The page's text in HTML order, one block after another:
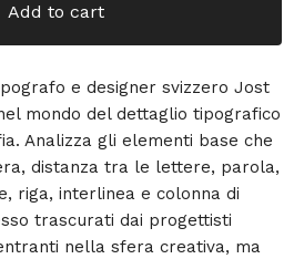
Add to cart
e designer svizzero Jost
mondo del dettaglio tipografico
Analizza gli elementi base che
distanza tra le lettere, parola,
riga, interlinea e colonna di
trascurati dai progettisti
nella sfera creativa, ma